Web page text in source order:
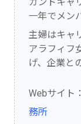
一年でメン
主婦はキャ
アラフィフ
げ、企業と
Webサイト：
務所